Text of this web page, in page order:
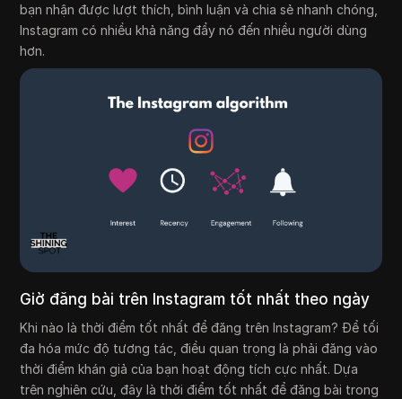
bạn nhận được lượt thích, bình luận và chia sẻ nhanh chóng,
Instagram có nhiều khả năng đẩy nó đến nhiều người dùng
hơn.
Giờ đăng bài trên Instagram tốt nhất theo ngày
Khi nào là thời điểm tốt nhất để đăng trên Instagram? Để tối
đa hóa mức độ tương tác, điều quan trọng là phải đăng vào
thời điểm khán giả của bạn hoạt động tích cực nhất. Dựa
trên nghiên cứu, đây là thời điểm tốt nhất để đăng bài trong